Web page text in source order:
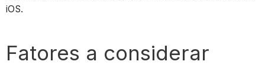
iOS.
Fatores a considerar